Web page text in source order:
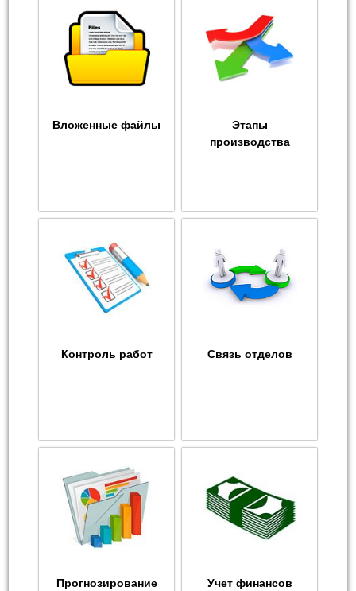
Вложенные файлы
Этапы
производства
Контроль работ Связь отделов
Прогнозирование Учет финансов